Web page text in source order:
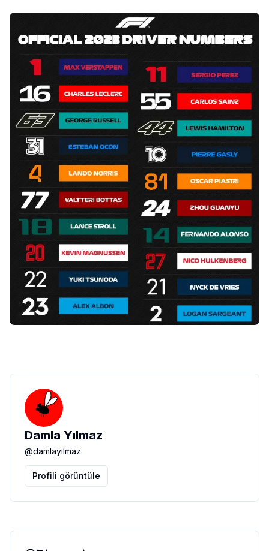
Damla Yılmaz
@damlayilmaz
Profili görüntüle